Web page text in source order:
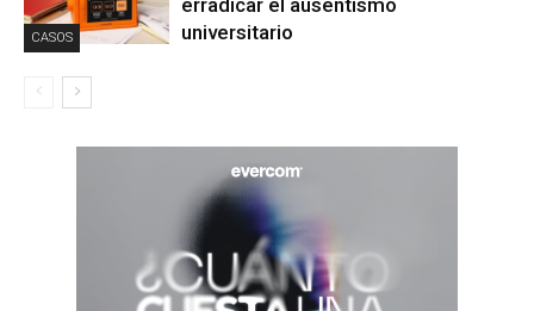
CASOS
erradicar el ausentismo
universitario